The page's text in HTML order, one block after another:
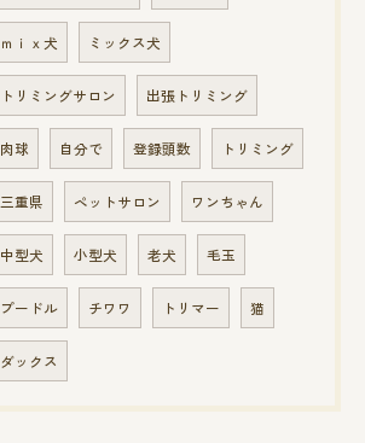
ｍｉｘ犬 ミックス犬
トリミングサロン 出張トリミング
肉球 自分で 登録頭数 トリミング
三重県 ペットサロン ワンちゃん
中型犬 小型犬 老犬 毛玉
プードル チワワ トリマー 猫
ダックス